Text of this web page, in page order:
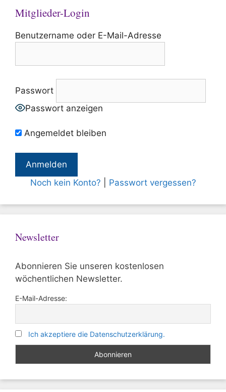
Mitglieder-Login
Benutzername oder E-Mail-Adresse
Passwort
Passwort anzeigen
Angemeldet bleiben
Noch kein Konto? Passwort vergessen?
Newsletter
Abonnieren Sie unseren kostenlosen
wöchentlichen Newsletter.
E-Mail-Adresse:
Ich akzeptiere die Datenschutzerklärung.